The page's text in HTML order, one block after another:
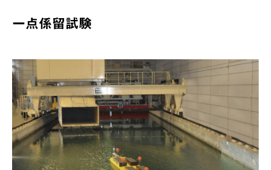
一点係留試験